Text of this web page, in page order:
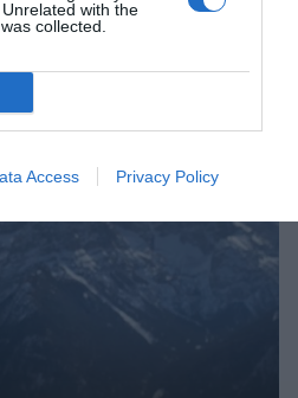
with the
collected.
Access Privacy Policy